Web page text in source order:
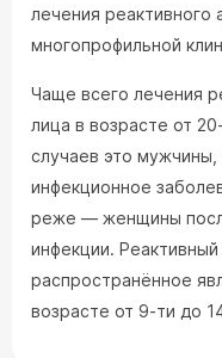
лечения реактивного
многопрофильной
Чаще всего лечения
лица в возрасте от
случаев это
инфекционное
реже — женщины
инфекции.
распространённое
возрасте от 9-ти до